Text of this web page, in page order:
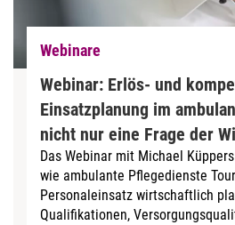
Webinare
Webinar: Erlös- und
Einsatzplanung im
nicht nur eine Frage der
Das Webinar mit Michael
wie ambulante Pflegedienste
Personaleinsatz wirtschaftlich
Qualifikationen,